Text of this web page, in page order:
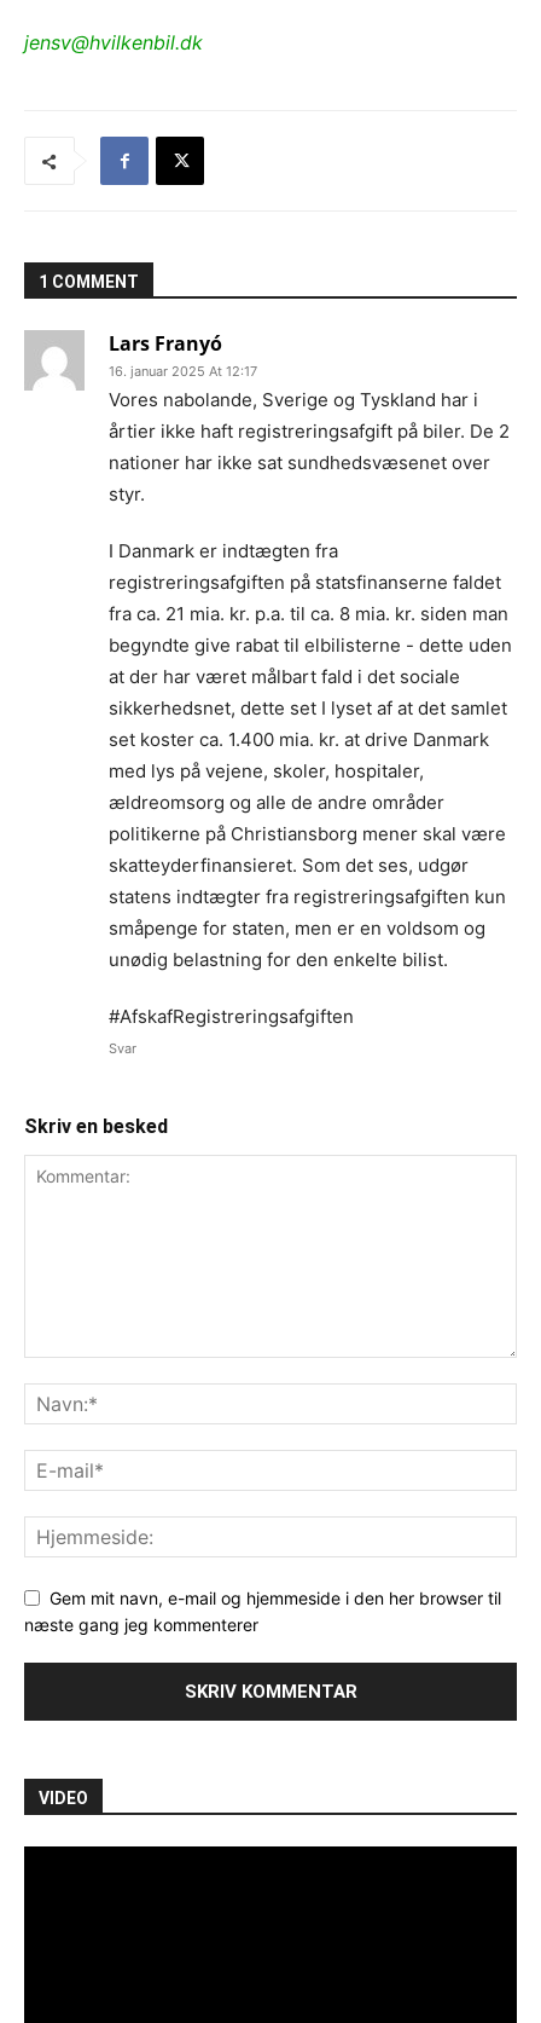
jensv@hvilkenbil.dk
1 COMMENT
Lars Franyó
16. januar 2025 At 12:17
Vores nabolande, Sverige og Tyskland har i
årtier ikke haft registreringsafgift på biler. De 2
nationer har ikke sat sundhedsvæsenet over
styr.
I Danmark er indtægten fra
registreringsafgiften på statsfinanserne faldet
fra ca. 21 mia. kr. p.a. til ca. 8 mia. kr. siden man
begyndte give rabat til elbilisterne - dette uden
at der har været målbart fald i det sociale
sikkerhedsnet, dette set I lyset af at det samlet
set koster ca. 1.400 mia. kr. at drive Danmark
med lys på vejene, skoler, hospitaler,
ældreomsorg og alle de andre områder
politikerne på Christiansborg mener skal være
skatteyderfinansieret. Som det ses, udgør
statens indtægter fra registreringsafgiften kun
småpenge for staten, men er en voldsom og
unødig belastning for den enkelte bilist.
#AfskafRegistreringsafgiften
Svar
Skriv en besked
Gem mit navn, e-mail og hjemmeside i den her browser til
næste gang jeg kommenterer
VIDEO